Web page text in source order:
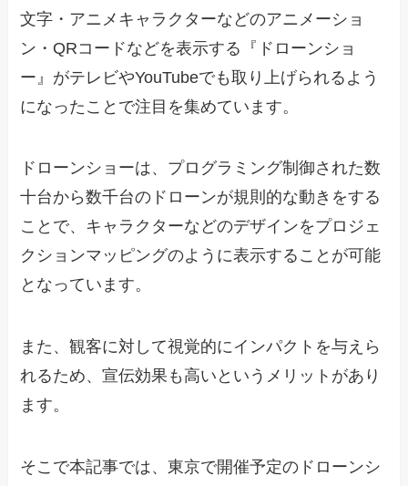
文字・アニメキャラクターなどのアニメーショ
ン・QRコードなどを表示する『ドローンショ
ー』がテレビやYouTubeでも取り上げられるよう
になったことで注目を集めています。
ドローンショーは、プログラミング制御された数
十台から数千台のドローンが規則的な動きをする
ことで、キャラクターなどのデザインをプロジェ
クションマッピングのように表示することが可能
となっています。
また、観客に対して視覚的にインパクトを与えら
れるため、宣伝効果も高いというメリットがあり
ます。
そこで本記事では、東京で開催予定のドローンシ